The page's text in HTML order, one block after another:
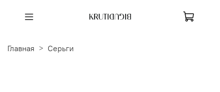
Главная Серьги